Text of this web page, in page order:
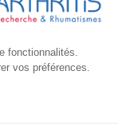
fonctionnalités.
vos préférences.
RA
15:01